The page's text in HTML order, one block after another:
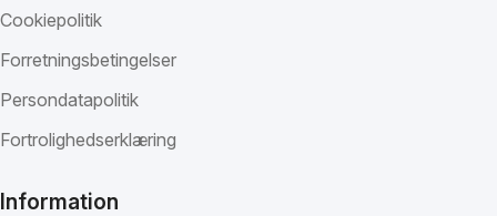
Cookiepolitik
Forretningsbetingelser
Persondatapolitik
Fortrolighedserklæring
Information